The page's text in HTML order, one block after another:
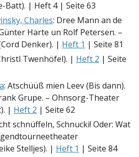
Batt). | Heft 4 | Seite 63
Charles: Dree Mann an de
Harte un Rolf Petersen. –
Denker). | Heft 1 | Seite 81
Twenhöfel). | Heft 2 | Seite
: Atschüüß mien Leev (Bis dann).
Grupe. – Ohnsorg-Theater
| Heft 2 | Seite 62
schnüffeln, Schnucki! Oder: Wat
Stelljes). | Heft 1 | Seite 84